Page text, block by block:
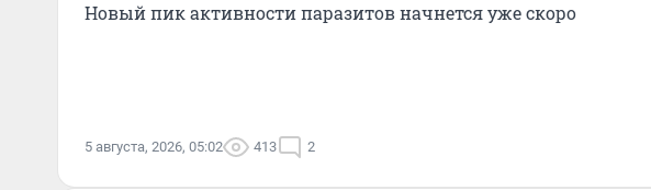
Новый пик активности паразитов начнется уже скоро
5 августа, 2026, 05:02 413 2